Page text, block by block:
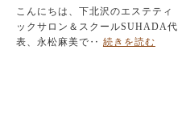
役セラピスト働きながらの
挑戦（卒業生インタビュー
こんにちは、下北沢のエステティ
ックサロン＆スクールSUHADA代
表、永松麻美で‥ 続きを読む